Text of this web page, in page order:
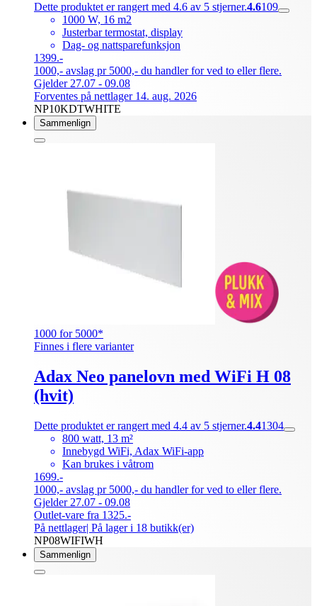
Dette produktet er rangert med 4.6 av 5 stjerner.4.6109
1000 W, 16 m2
Justerbar termostat, display
Dag- og nattsparefunksjon
1399.-
1000,- avslag pr 5000,- du handler for ved to eller flere.
Gjelder 27.07 - 09.08
Forventes på nettlager 14. aug. 2026
NP10KDTWHITE
Sammenlign
1000 for 5000*
Finnes i flere varianter
Adax Neo panelovn med WiFi H 08
(hvit)
Dette produktet er rangert med 4.4 av 5 stjerner.4.41304
800 watt, 13 m²
Innebygd WiFi, Adax WiFi-app
Kan brukes i våtrom
1699.-
1000,- avslag pr 5000,- du handler for ved to eller flere.
Gjelder 27.07 - 09.08
Outlet-vare fra 1325.-
På nettlager| På lager i 18 butikk(er)
NP08WIFIWH
Sammenlign